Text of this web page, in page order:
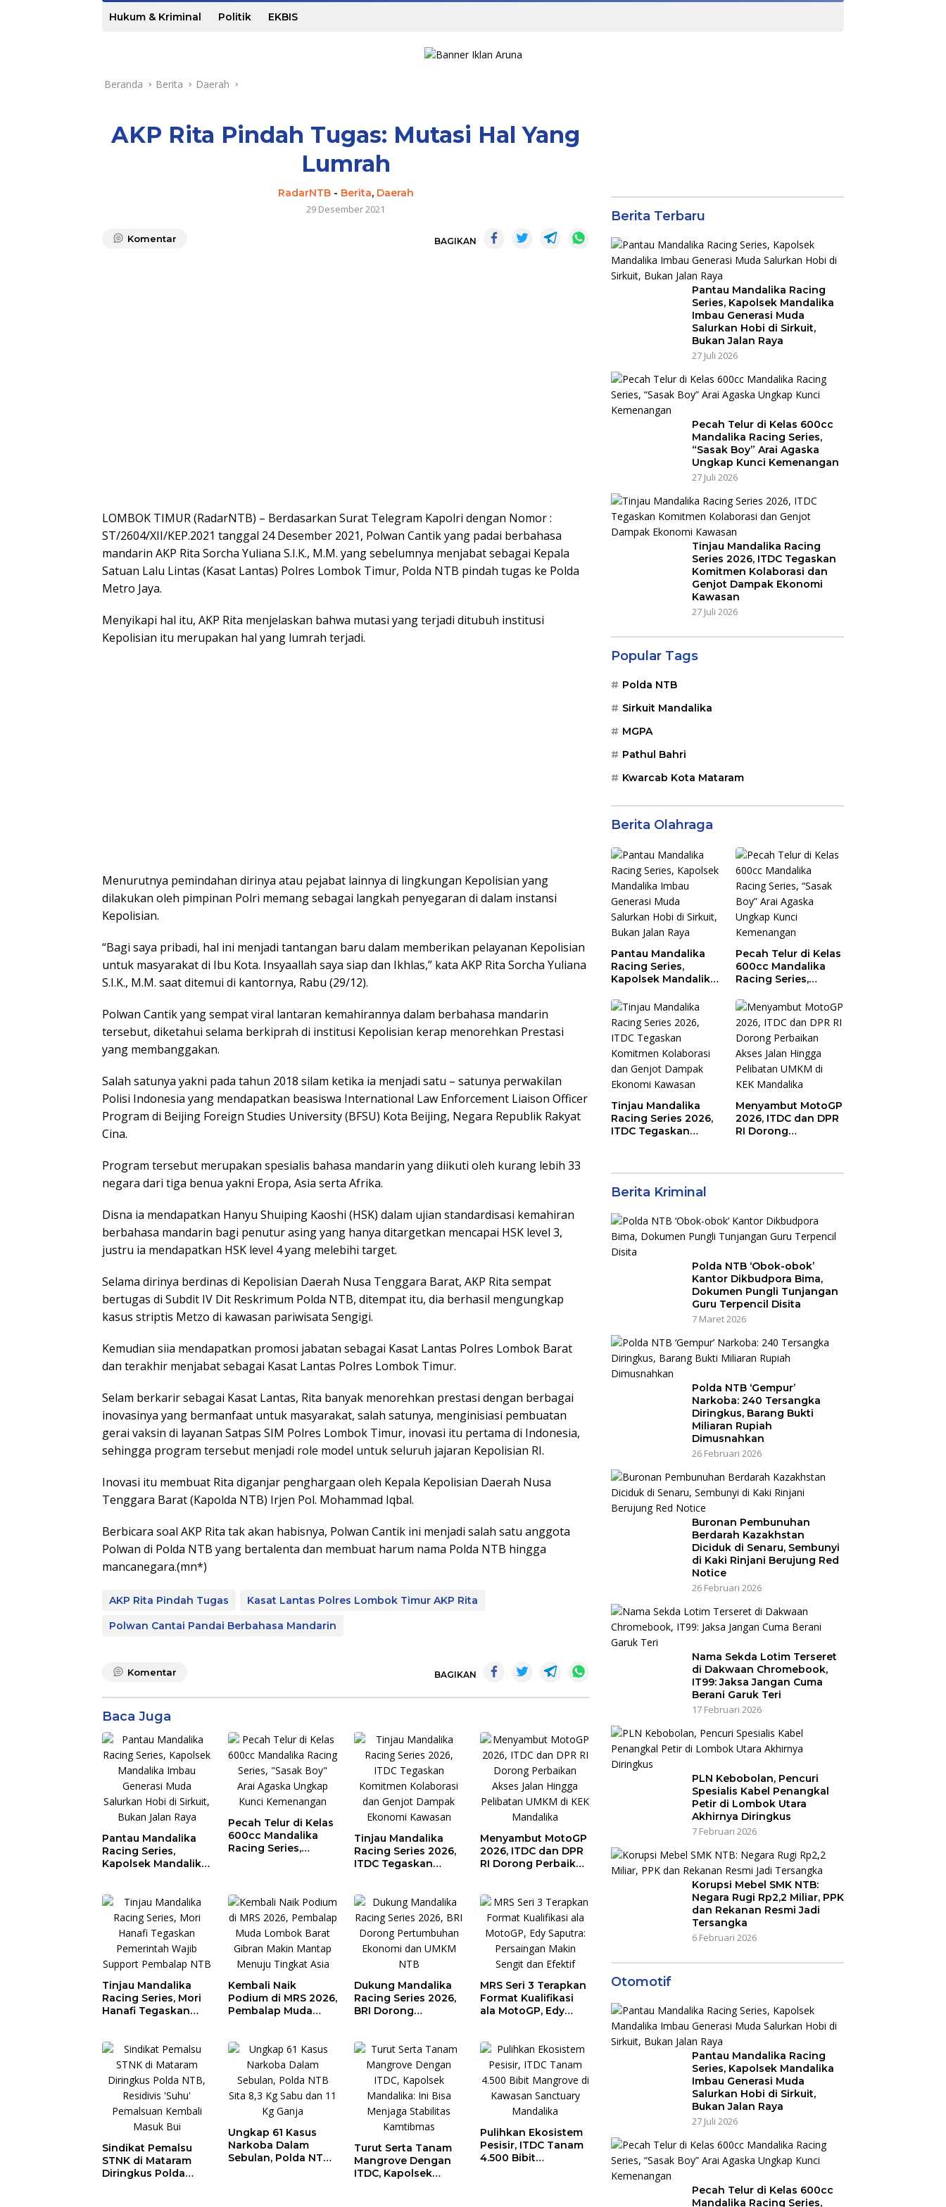
Hukum & Kriminal Politik EKBIS
Beranda Berita Daerah
AKP Rita Pindah Tugas: Mutasi Hal Yang
Lumrah
RadarNTB- Berita, Daerah
29 Desember 2021
Komentar BAGIKAN
LOMBOK TIMUR (RadarNTB) – Berdasarkan Surat Telegram Kapolri dengan Nomor :
ST/2604/XII/KEP.2021 tanggal 24 Desember 2021, Polwan Cantik yang padai berbahasa
mandarin AKP Rita Sorcha Yuliana S.I.K., M.M. yang sebelumnya menjabat sebagai Kepala
Satuan Lalu Lintas (Kasat Lantas) Polres Lombok Timur, Polda NTB pindah tugas ke Polda
Metro Jaya.
Menyikapi hal itu, AKP Rita menjelaskan bahwa mutasi yang terjadi ditubuh institusi
Kepolisian itu merupakan hal yang lumrah terjadi.
Menurutnya pemindahan dirinya atau pejabat lainnya di lingkungan Kepolisian yang
dilakukan oleh pimpinan Polri memang sebagai langkah penyegaran di dalam instansi
Kepolisian.
“Bagi saya pribadi, hal ini menjadi tantangan baru dalam memberikan pelayanan Kepolisian
untuk masyarakat di Ibu Kota. Insyaallah saya siap dan Ikhlas,” kata AKP Rita Sorcha Yuliana
S.I.K., M.M. saat ditemui di kantornya, Rabu (29/12).
Polwan Cantik yang sempat viral lantaran kemahirannya dalam berbahasa mandarin
tersebut, diketahui selama berkiprah di institusi Kepolisian kerap menorehkan Prestasi
yang membanggakan.
Salah satunya yakni pada tahun 2018 silam ketika ia menjadi satu – satunya perwakilan
Polisi Indonesia yang mendapatkan beasiswa International Law Enforcement Liaison Officer
Program di Beijing Foreign Studies University (BFSU) Kota Beijing, Negara Republik Rakyat
Cina.
Program tersebut merupakan spesialis bahasa mandarin yang diikuti oleh kurang lebih 33
negara dari tiga benua yakni Eropa, Asia serta Afrika.
Disna ia mendapatkan Hanyu Shuiping Kaoshi (HSK) dalam ujian standardisasi kemahiran
berbahasa mandarin bagi penutur asing yang hanya ditargetkan mencapai HSK level 3,
justru ia mendapatkan HSK level 4 yang melebihi target.
Selama dirinya berdinas di Kepolisian Daerah Nusa Tenggara Barat, AKP Rita sempat
bertugas di Subdit IV Dit Reskrimum Polda NTB, ditempat itu, dia berhasil mengungkap
kasus striptis Metzo di kawasan pariwisata Sengigi.
Kemudian siia mendapatkan promosi jabatan sebagai Kasat Lantas Polres Lombok Barat
dan terakhir menjabat sebagai Kasat Lantas Polres Lombok Timur.
Selam berkarir sebagai Kasat Lantas, Rita banyak menorehkan prestasi dengan berbagai
inovasinya yang bermanfaat untuk masyarakat, salah satunya, menginisiasi pembuatan
gerai vaksin di layanan Satpas SIM Polres Lombok Timur, inovasi itu pertama di Indonesia,
sehingga program tersebut menjadi role model untuk seluruh jajaran Kepolisian RI.
Inovasi itu membuat Rita diganjar penghargaan oleh Kepala Kepolisian Daerah Nusa
Tenggara Barat (Kapolda NTB) Irjen Pol. Mohammad Iqbal.
Berbicara soal AKP Rita tak akan habisnya, Polwan Cantik ini menjadi salah satu anggota
Polwan di Polda NTB yang bertalenta dan membuat harum nama Polda NTB hingga
mancanegara.(mn*)
AKP Rita Pindah Tugas
Kasat Lantas Polres Lombok Timur AKP Rita
Polwan Cantai Pandai Berbahasa Mandarin
Komentar BAGIKAN
Baca Juga
Pantau Mandalika
Racing Series,
Kapolsek Mandalika
di Sirkuit, Bukan
Jalan Raya
Pecah Telur di Kelas
600cc Mandalika
Racing Series,
Tinjau Mandalika
Racing Series 2026,
ITDC Tegaskan
Genjot Dampak
Ekonomi Kawasan
Menyambut MotoGP
2026, ITDC dan DPR
RI Dorong Perbaikan
KEK Mandalika
Tinjau Mandalika
Racing Series, Mori
Hanafi Tegaskan
NTB
Kembali Naik
Podium di MRS 2026,
Pembalap Muda
Mantap Menuju
Tingkat Asia
Dukung Mandalika
Racing Series 2026,
BRI Dorong
NTB
MRS Seri 3 Terapkan
Format Kualifikasi
ala MotoGP, Edy
Efektif
Sindikat Pemalsu
STNK di Mataram
Diringkus Polda
Ungkap 61 Kasus
Narkoba Dalam
Sebulan, Polda NTB
Turut Serta Tanam
Mangrove Dengan
ITDC, Kapolsek
Pulihkan Ekosistem
Pesisir, ITDC Tanam
4.500 Bibit
Berita Terbaru
Pantau Mandalika Racing
Series, Kapolsek Mandalika
Imbau Generasi Muda
Salurkan Hobi di Sirkuit,
Bukan Jalan Raya
27 Juli 2026
Pecah Telur di Kelas 600cc
Mandalika Racing Series,
“Sasak Boy” Arai Agaska
Ungkap Kunci Kemenangan
27 Juli 2026
Tinjau Mandalika Racing
Series 2026, ITDC Tegaskan
Komitmen Kolaborasi dan
Genjot Dampak Ekonomi
Kawasan
27 Juli 2026
Popular Tags
Polda NTB
Sirkuit Mandalika
MGPA
Pathul Bahri
Kwarcab Kota Mataram
Berita Olahraga
Pantau Mandalika
Racing Series,
Kapolsek Mandalika
Muda Salurkan Hobi
di Sirkuit, Bukan
Jalan Raya
Pecah Telur di Kelas
600cc Mandalika
Racing Series,
Agaska Ungkap
Kunci Kemenangan
Tinjau Mandalika
Racing Series 2026,
ITDC Tegaskan
Menyambut MotoGP
2026, ITDC dan DPR
RI Dorong
Berita Kriminal
Polda NTB ‘Obok-obok’
Kantor Dikbudpora Bima,
Dokumen Pungli Tunjangan
Guru Terpencil Disita
7 Maret 2026
Polda NTB ‘Gempur’
Narkoba: 240 Tersangka
Diringkus, Barang Bukti
Miliaran Rupiah
Dimusnahkan
26 Februari 2026
Buronan Pembunuhan
Berdarah Kazakhstan
Diciduk di Senaru, Sembunyi
di Kaki Rinjani Berujung Red
Notice
26 Februari 2026
Nama Sekda Lotim Terseret
di Dakwaan Chromebook,
IT99: Jaksa Jangan Cuma
Berani Garuk Teri
17 Februari 2026
PLN Kebobolan, Pencuri
Spesialis Kabel Penangkal
Petir di Lombok Utara
Akhirnya Diringkus
7 Februari 2026
Korupsi Mebel SMK NTB:
Negara Rugi Rp2,2 Miliar, PPK
dan Rekanan Resmi Jadi
Tersangka
6 Februari 2026
Otomotif
Pantau Mandalika Racing
Series, Kapolsek Mandalika
Imbau Generasi Muda
Salurkan Hobi di Sirkuit,
Bukan Jalan Raya
27 Juli 2026
Pecah Telur di Kelas 600cc
Mandalika Racing Series,